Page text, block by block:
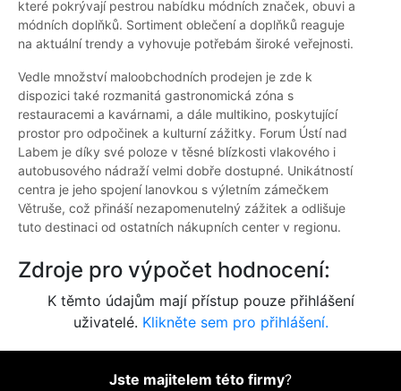
které pokrývají pestrou nabídku módních značek, obuvi a
módních doplňků. Sortiment oblečení a doplňků reaguje
na aktuální trendy a vyhovuje potřebám široké veřejnosti.
Vedle množství maloobchodních prodejen je zde k
dispozici také rozmanitá gastronomická zóna s
restauracemi a kavárnami, a dále multikino, poskytující
prostor pro odpočinek a kulturní zážitky. Forum Ústí nad
Labem je díky své poloze v těsné blízkosti vlakového i
autobusového nádraží velmi dobře dostupné. Unikátností
centra je jeho spojení lanovkou s výletním zámečkem
Větruše, což přináší nezapomenutelný zážitek a odlišuje
tuto destinaci od ostatních nákupních center v regionu.
Zdroje pro výpočet hodnocení:
K těmto údajům mají přístup pouze přihlášení
uživatelé. Klikněte sem pro přihlášení.
Jste majitelem této firmy?